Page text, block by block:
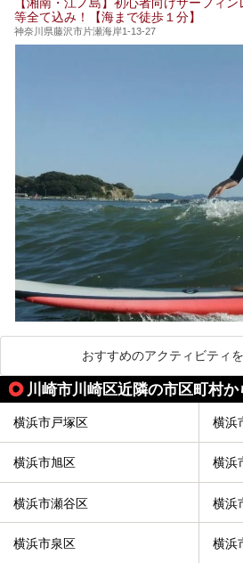
今回は日帰り温泉としての「
（以下、龍宮殿本館）」と、
蛸川温泉 龍宮殿（以下、龍宮
りお伝えします！
ここは箱根神社、九頭龍神社
4つの神社に囲まれたパワー
提供元：株式会社西武・プリ
この記事は箱根 芦ノ湖畔蛸
等全て込み！【海まで徒歩１分】
神奈川県藤沢市片瀬海岸1-13-27
おすすめのアクティビティ
川崎市川崎区近隣の市区町村
横浜市戸塚区 横浜
横浜市旭区 横浜
横浜市瀬谷区 横浜
横浜市泉区 横浜